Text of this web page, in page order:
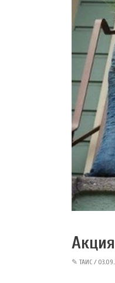
✎ ТАИС